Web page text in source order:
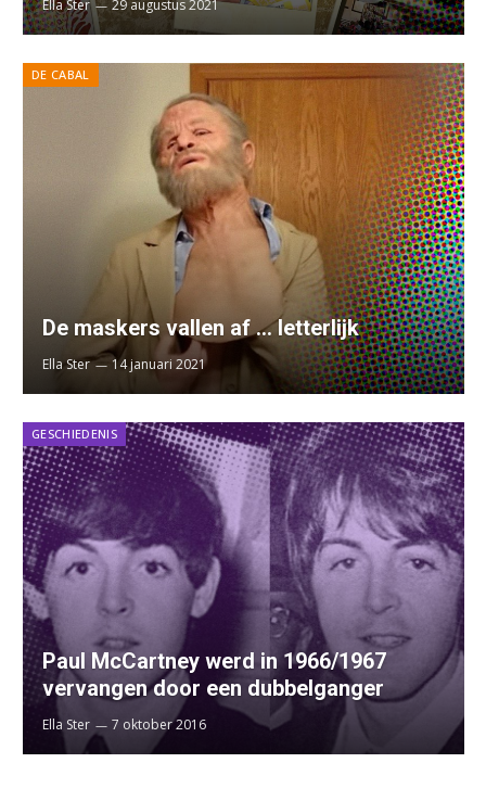
Ella Ster 29 augustus 2021
DE CABAL
De maskers vallen af … letterlijk
Ella Ster 14 januari 2021
GESCHIEDENIS
Paul McCartney werd in 1966/1967
vervangen door een dubbelganger
Ella Ster 7 oktober 2016